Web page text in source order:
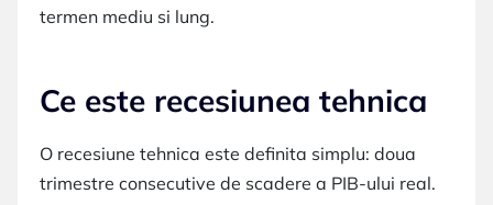
termen mediu si lung.
Ce este recesiunea tehnica
O recesiune tehnica este definita simplu: doua
trimestre consecutive de scadere a PIB-ului real.